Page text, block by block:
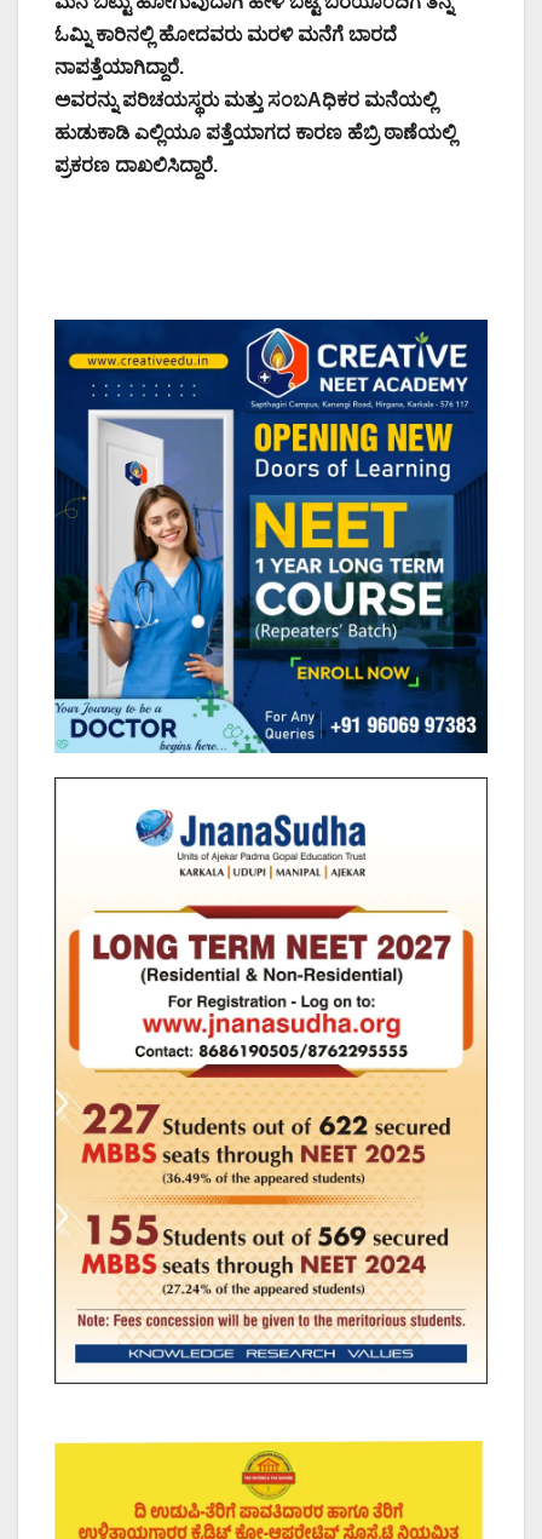
ಓಮ್ನಿ ಕಾರಿನಲ್ಲಿ ಹೋದವರು ಮರಳಿ ಮನೆಗೆ ಬಾರದೆ
ನಾಪತ್ತೆಯಾಗಿದ್ದಾರೆ.
ಅವರನ್ನು ಪರಿಚಯಸ್ಥರು ಮತ್ತು ಸಂಬAಧಿಕರ ಮನೆಯಲ್ಲಿ
ಹುಡುಕಾಡಿ ಎಲ್ಲಿಯೂ ಪತ್ತೆಯಾಗದ ಕಾರಣ ಹೆಬ್ರಿ ಠಾಣೆಯಲ್ಲಿ
ಪ್ರಕರಣ ದಾಖಲಿಸಿದ್ದಾರೆ.